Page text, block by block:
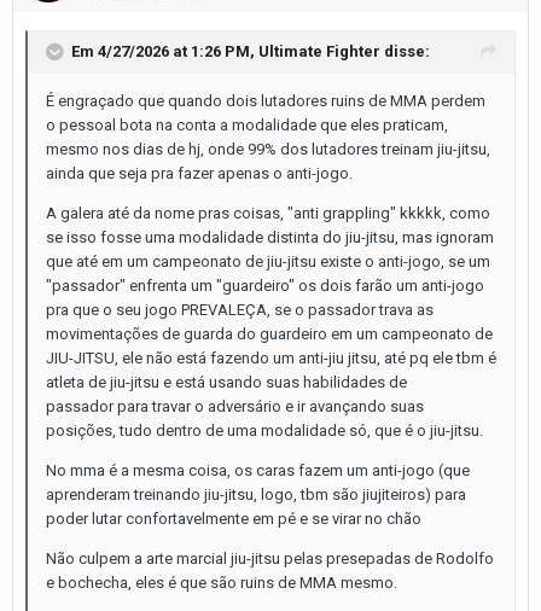
Em 4/27/2026 at 1:26 PM, Ultimate Fighter disse:
É engraçado que quando dois lutadores ruins de MMA perdem
o pessoal bota na conta a modalidade que eles praticam,
mesmo nos dias de hj, onde 99% dos lutadores treinam jiu-jitsu,
ainda que seja pra fazer apenas o anti-jogo.
A galera até da nome pras coisas, "anti grappling" kkkkk, como
se isso fosse uma modalidade distinta do jiu-jitsu, mas ignoram
que até em um campeonato de jiu-jitsu existe o anti-jogo, se um
"passador" enfrenta um "guardeiro" os dois farão um anti-jogo
pra que o seu jogo PREVALEÇA, se o passador trava as
movimentações de guarda do guardeiro em um campeonato de
JIU-JITSU, ele não está fazendo um anti-jiu jitsu, até pq ele tbm é
atleta de jiu-jitsu e está usando suas habilidades de
passador para travar o adversário e ir avançando suas
posições, tudo dentro de uma modalidade só, que é o jiu-jitsu.
No mma é a mesma coisa, os caras fazem um anti-jogo (que
aprenderam treinando jiu-jitsu, logo, tbm são jiujiteiros) para
poder lutar confortavelmente em pé e se virar no chão
Não culpem a arte marcial jiu-jitsu pelas presepadas de Rodolfo
e bochecha, eles é que são ruins de MMA mesmo.